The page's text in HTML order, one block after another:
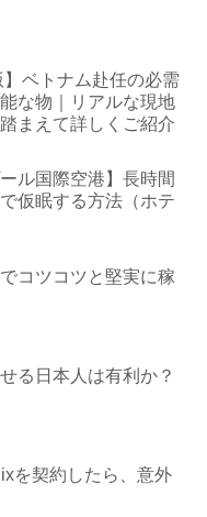
】ベトナム赴任の必需
な物｜リアルな現地
まえて詳しくご紹介
ル国際空港】長時間
仮眠する方法（ホテ
コツコツと堅実に稼
る日本人は有利か？
を契約したら、意外